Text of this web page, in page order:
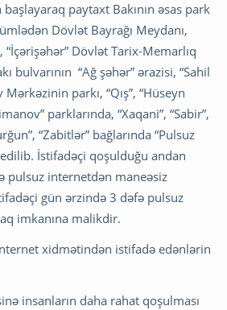
paytaxt Bakının əsas park
Dövlət Bayrağı Meydanı,
Dövlət Tarix-Memarlıq
bulvarının “Ağ şəhər” ərazisi, “Sahil
parkı, “Qış”, “Hüseyn
parklarında, “Xaqani”, “Sabir”,
“Zabitlər” bağlarında “Pulsuz
İstifadəçi qoşulduğu andan
pulsuz internetdən maneəsiz
gün ərzində 3 dəfə pulsuz
imkanına malikdir.
xidmətindən istifadə edənlərin
insanların daha rahat qoşulması